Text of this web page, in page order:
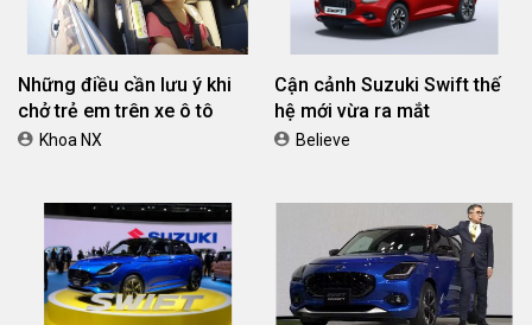
Những điều cần lưu ý khi
chở trẻ em trên xe ô tô
Khoa NX
Cận cảnh Suzuki Swift thế
hệ mới vừa ra mắt
Believe